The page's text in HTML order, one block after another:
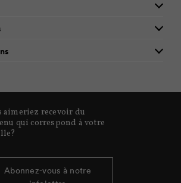
aimeriez recevoir du
qui correspond à votre
Abonnez-vous à notre